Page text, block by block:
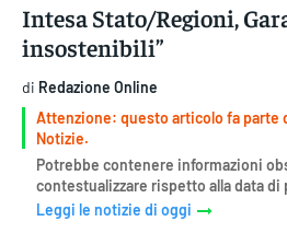
Intesa Stato/Regioni,
insostenibili”
di Redazione Online
Attenzione: questo articolo fa parte
Notizie.
Potrebbe contenere informazioni
contestualizzare rispetto alla data di
Leggi le notizie di oggi